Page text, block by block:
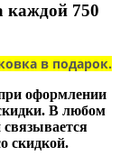
каждой 750
в подарок.
оформлении
В любом
связывается
скидкой.